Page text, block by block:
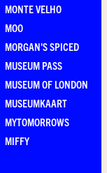
MONTE VELHO
MOO
MORGAN'S SPICED
MUSEUM PASS
MUSEUM OF LONDON
MUSEUMKAART
MYTOMORROWS
MIFFY